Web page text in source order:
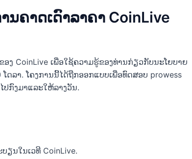
ຄາດເດົາລາຄາ CoinLive
ງ CoinLive ເພື່ອໃຊ້ຄວາມຮູ້ຂອງທ່ານກ່ຽວກັບນະໂຍບາຍ
ດລາ. ໂຄງ​ການ​ນີ້​ໄດ້​ຖືກ​ອອກ​ແບບ​ເພື່ອ​ທົດ​ສອບ prowess
ກົງ​ມາ​ແລະ​ໃຫ້​ລາງ​ວັນ​.
ຽນໃນເວທີ CoinLive.